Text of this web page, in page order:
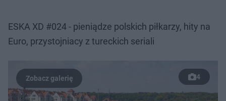
ESKA XD #024 - pieniądze polskich piłkarzy, hity na
Euro, przystojniacy z tureckich seriali
4